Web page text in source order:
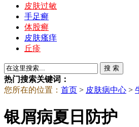
皮肤过敏
手足癣
体股癣
皮肤瘙痒
丘疹
热门搜索关键词：
您所在的位置： 首页 > 皮肤病中心 >
银屑病夏日防护